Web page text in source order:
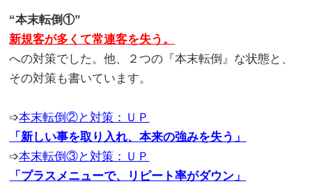
“本末転倒①”
新規客が多くて常連客を失う。
への対策でした。他、２つの『本末転倒』な状態と、
その対策も書いています。
➩本末転倒②と対策：ＵＰ
「新しい事を取り入れ、本来の強みを失う」
➩本末転倒③と対策：ＵＰ
「プラスメニューで、リピート率がダウン」